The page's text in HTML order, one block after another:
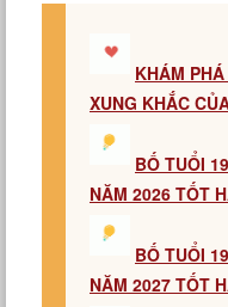
KHÁM
XUNG KHẮC
BỐ TUỔI
NĂM 2026 TỐT
BỐ TUỔI
NĂM 2027 TỐT